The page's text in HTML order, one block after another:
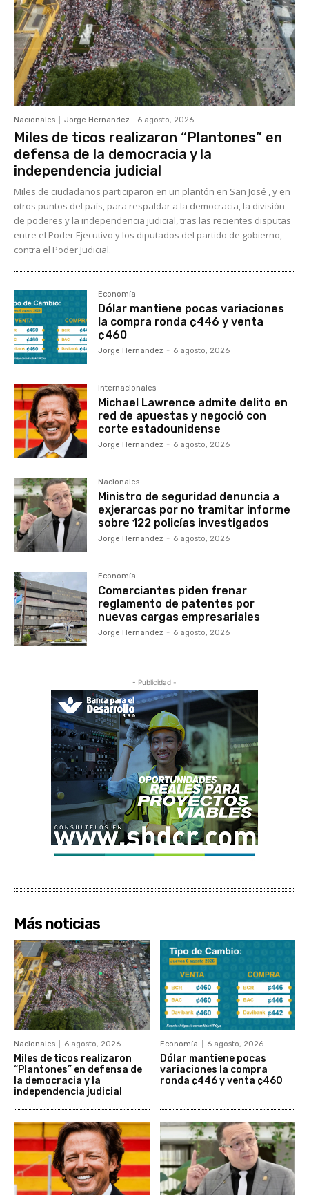
Nacionales Jorge Hernandez - 6 agosto, 2026
Miles de ticos realizaron “Plantones” en
defensa de la democracia y la
independencia judicial
Miles de ciudadanos participaron en un plantón en San José , y en
otros puntos del país, para respaldar a la democracia, la división
de poderes y la independencia judicial, tras las recientes disputas
entre el Poder Ejecutivo y los diputados del partido de gobierno,
contra el Poder Judicial.
Economía
Dólar mantiene pocas variaciones
la compra ronda ¢446 y venta
¢460
Jorge Hernandez - 6 agosto, 2026
Internacionales
Michael Lawrence admite delito en
red de apuestas y negoció con
corte estadounidense
Jorge Hernandez - 6 agosto, 2026
Nacionales
Ministro de seguridad denuncia a
exjerarcas por no tramitar informe
sobre 122 policías investigados
Jorge Hernandez - 6 agosto, 2026
Economía
Comerciantes piden frenar
reglamento de patentes por
nuevas cargas empresariales
Jorge Hernandez - 6 agosto, 2026
- Publicidad -
Más noticias
Nacionales 6 agosto, 2026
Miles de ticos realizaron
“Plantones” en defensa de
la democracia y la
independencia judicial
Economía 6 agosto, 2026
Dólar mantiene pocas
variaciones la compra
ronda ¢446 y venta ¢460